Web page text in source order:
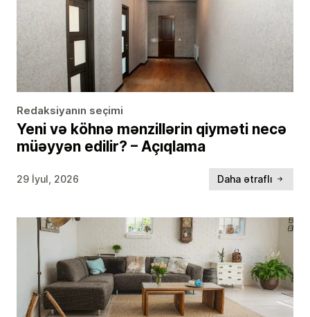
Redaksiyanın seçimi
Yeni və köhnə mənzillərin qiyməti necə
müəyyən edilir? – Açıqlama
29 İyul, 2026 Daha ətraflı